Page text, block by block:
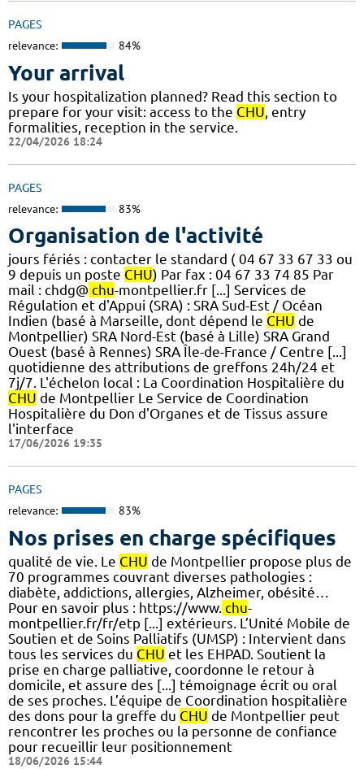
PAGES
relevance: 84%
Your arrival
Is your hospitalization planned? Read this section to
prepare for your visit: access to the CHU , entry
formalities, reception in the service.
22/04/2026 18:24
PAGES
relevance: 83%
Organisation de l'activité
jours fériés : contacter le standard ( 04 67 33 67 33 ou
9 depuis un poste CHU) Par fax : 04 67 33 74 85 Par
mail : chdg@ chu-montpellier.fr [...] Services de
Régulation et d'Appui (SRA) : SRA Sud-Est / Océan
Indien (basé à Marseille, dont dépend le CHU de
Montpellier) SRA Nord-Est (basé à Lille) SRA Grand
Ouest (basé à Rennes) SRA Île-de-France / Centre [...]
quotidienne des attributions de greffons 24h/24 et
7j/7. L'échelon local : La Coordination Hospitalière du
CHU de Montpellier Le Service de Coordination
Hospitalière du Don d'Organes et de Tissus assure
l'interface
17/06/2026 19:35
PAGES
relevance: 83%
Nos prises en charge spécifiques
qualité de vie. Le CHU de Montpellier propose plus de
70 programmes couvrant diverses pathologies :
diabète, addictions, allergies, Alzheimer, obésité…
Pour en savoir plus : https://www. chu-
montpellier.fr/fr/etp [...] extérieurs. L’Unité Mobile de
Soutien et de Soins Palliatifs (UMSP) : Intervient dans
tous les services du CHU et les EHPAD. Soutient la
prise en charge palliative, coordonne le retour à
domicile, et assure des [...] témoignage écrit ou oral
de ses proches. L’équipe de Coordination hospitalière
des dons pour la greffe du CHU de Montpellier peut
rencontrer les proches ou la personne de confiance
pour recueillir leur positionnement
18/06/2026 15:44